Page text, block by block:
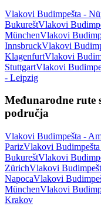
Vlakovi Budimpešta -
BukureštVlakovi
MünchenVlakovi
InnsbruckVlakovi
KlagenfurtVlakovi
StuttgartVlakovi
- Leipzig
Međunarodne rute
područja
Vlakovi Budimpešta -
ParizVlakovi
BukureštVlakovi
ZürichVlakovi
NapocaVlakovi
MünchenVlakovi
Krakov